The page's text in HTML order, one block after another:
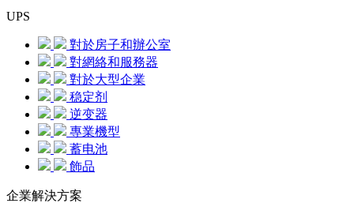
UPS
對於房子和辦公室
對網絡和服務器
對於大型企業
稳定剂
逆变器
專業機型
蓄电池
飾品
企業解決方案